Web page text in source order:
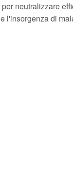
neutralizzare
l'insorgenza di